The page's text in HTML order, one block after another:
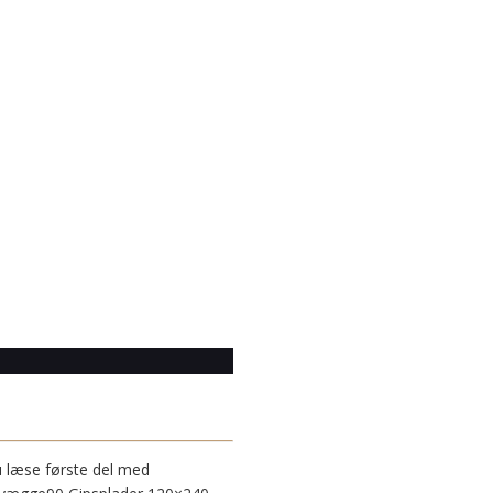
læse første del med